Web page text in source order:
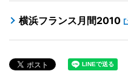
横浜フランス月間2010